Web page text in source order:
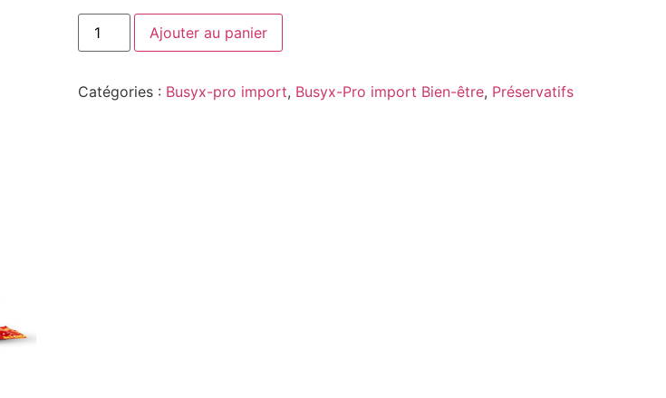
Ajouter au panier
Catégories : Busyx-pro import, Busyx-Pro import Bien-être, Préservatifs